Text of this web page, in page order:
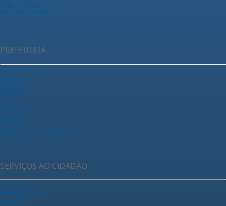
Todas as Notícias
Canal PMA Youtube
PREFEITURA
Prefeito e Vice
Secretarias
ARAPREV
SAEMA
TCA
Fundo Social
Legislação
Ouvidoria
Registrar Acesso a Informação
Fale Conosco
SERVIÇOS AO CIDADÃO
Ganha Tempo
Tributação Fazenda
Urbanismo